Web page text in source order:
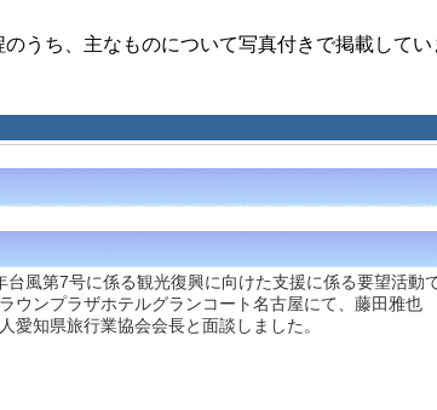
うち、主なものについて写真付きで掲載してい
台風第7号に係る観光復興に向けた支援に係る要望活動
ウンプラザホテルグランコート名古屋にて、藤田雅
愛知県旅行業協会会長と面談しました。